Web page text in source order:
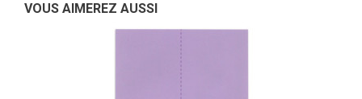
VOUS AIMEREZ AUSSI